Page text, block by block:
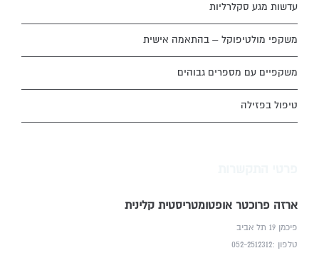
עדשות מגע סקלרליות
משקפי מולטיפוקל – בהתאמה אישית
משקפיים עם מספרים גבוהים
טיפול בפזילה
ארזה פרוכטר אופטומטריסטית קלינית
פיכמן 19 תל אביב
טלפון :052-2512312